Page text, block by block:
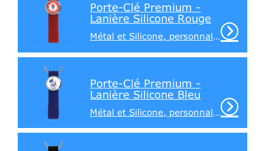
Porte-Clé Premium -
Lanière Silicone Rouge
Métal et Silicone, personnalisation sur 1 face
Porte-Clé Premium -
Lanière Silicone Bleu
Métal et Silicone, personnalisation sur 1 face